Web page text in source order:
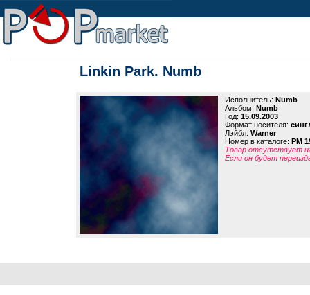
Linkin Park. Numb
Исполнитель: Numb
Альбом: Numb
Год: 15.09.2003
Формат носителя:
Лэйбл: Warner
Номер в каталоге: PM
Товар отсутствует
Если он будет